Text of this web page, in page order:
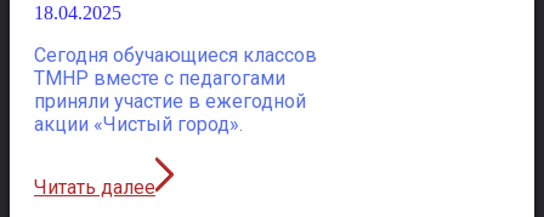
18.04.2025
Сегодня обучающиеся классов
ТМНР вместе с педагогами
приняли участие в ежегодной
акции «Чистый город».
Читать далее